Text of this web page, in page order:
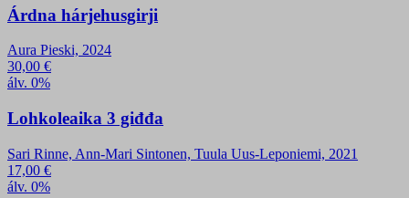
Árdna hárjehusgirji
Aura Pieski, 2024
30,00 €
álv. 0%
Lohkoleaika 3 giđđa
Sari Rinne, Ann-Mari Sintonen, Tuula Uus-Leponiemi, 2021
17,00 €
álv. 0%